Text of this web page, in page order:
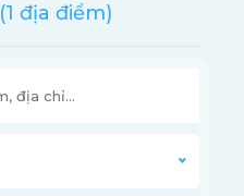
(1 địa điểm)